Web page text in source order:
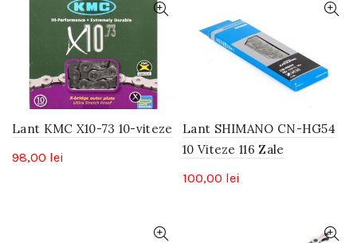
Lant KMC X10-73 10-viteze
98,00 lei
Lant SHIMANO CN-HG54
10 Viteze 116 Zale
100,00 lei